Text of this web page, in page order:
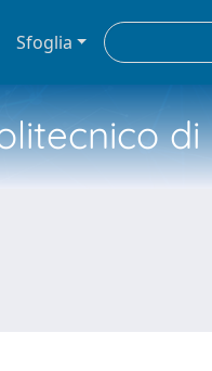
Sfoglia
di